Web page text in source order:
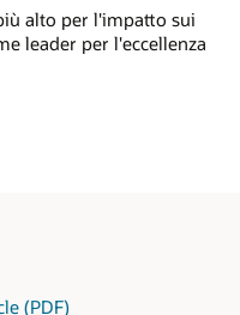
alto per l'impatto sui
leader per l'eccellenza
(PDF)